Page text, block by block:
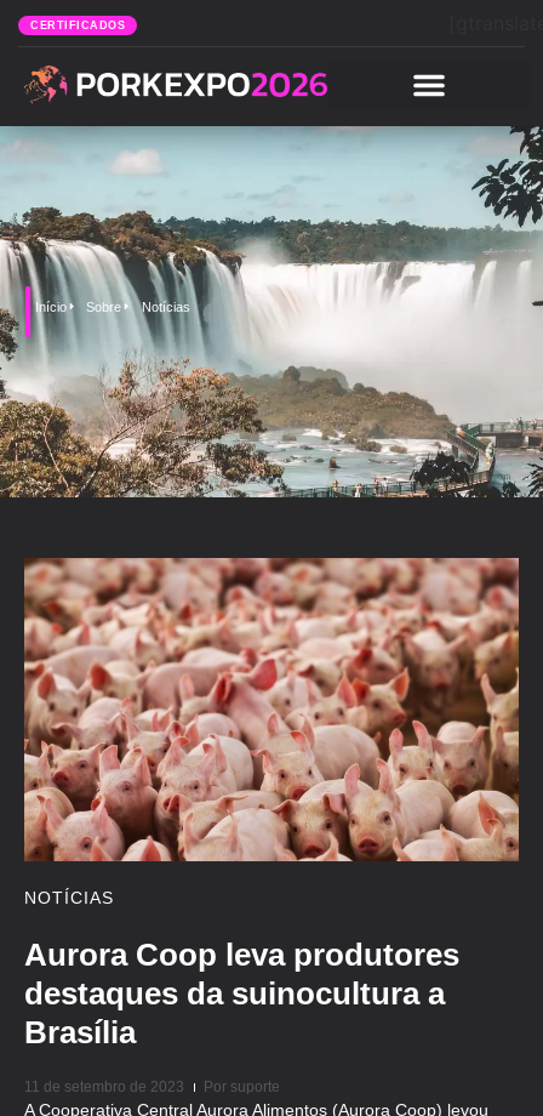
CERTIFICADOS
Início Sobre Notícias
NOTÍCIAS
Aurora Coop leva produtores
destaques da suinocultura a
Brasília
11 de setembro de 2023 Por suporte
A Cooperativa Central Aurora Alimentos (Aurora Coop) levou